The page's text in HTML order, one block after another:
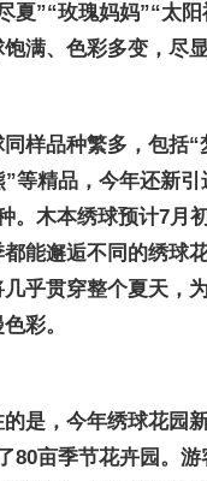
夏”“玫瑰妈妈”“太
满、色彩多变，尽显
样品种繁多，包括“
等精品，今年还新
。木本绣球预计7月
能邂逅不同的绣球
几乎贯穿整个夏天，
彩。
是，今年绣球花园
80亩季节花卉园。